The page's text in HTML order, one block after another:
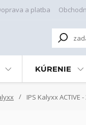
a platba
KÚRENIE
IPS Kalyxx